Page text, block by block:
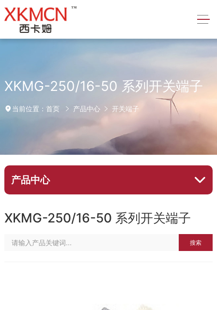
XKMG-250/16-50 系列开关端子
当前位置： 首页 产品中心 开关端子
产品中心
XKMG-250/16-50 系列开关端子
搜索